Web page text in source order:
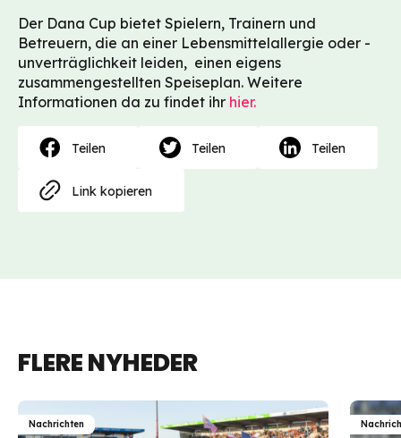
Der Dana Cup bietet Spielern, Trainern und
Betreuern, die an einer Lebensmittelallergie oder -
unverträglichkeit leiden, einen eigens
zusammengestellten Speiseplan. Weitere
Informationen da zu findet ihr hier.
Teilen Teilen Teilen
Link kopieren
FLERE NYHEDER
Nachrichten